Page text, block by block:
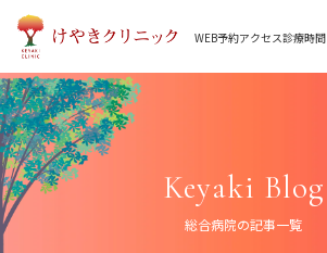
Skip
content
WEB予約アクセス診療時間
Keyaki Blog
総合病院の記事一覧